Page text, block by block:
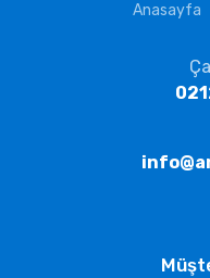
Anasayfa